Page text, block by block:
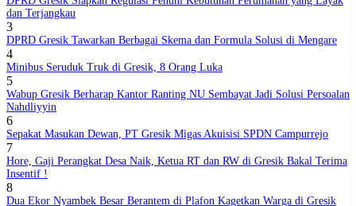
dan Terjangkau
3
DPRD Gresik Tawarkan Berbagai Skema dan Formula Solusi di Mengare
4
Minibus Seruduk Truk di Gresik, 8 Orang Luka
5
Wabup Gresik Berharap Kantor Ranting NU Sembayat Jadi Solusi Persoalan
Nahdliyyin
6
Sepakat Masukan Dewan, PT Gresik Migas Akuisisi SPDN Campurrejo
7
Hore, Gaji Perangkat Desa Naik, Ketua RT dan RW di Gresik Bakal Terima
Insentif !
8
Dua Ekor Nyambek Besar Berantem di Plafon Kagetkan Warga di Gresik